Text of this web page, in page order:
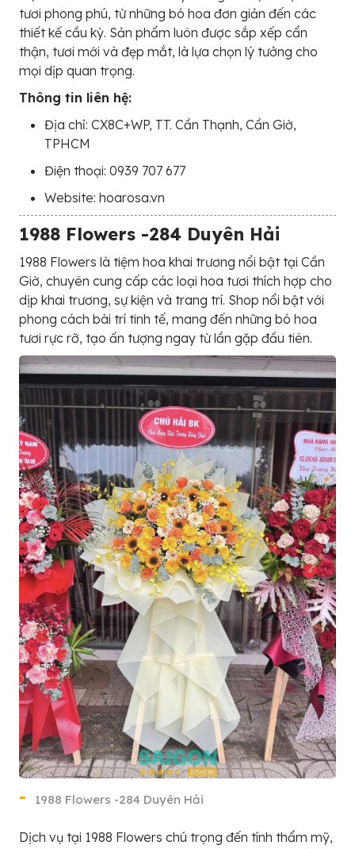
tươi phong phú, từ những bó hoa đơn giản đến các
thiết kế cầu kỳ. Sản phẩm luôn được sắp xếp cẩn
thận, tươi mới và đẹp mắt, là lựa chọn lý tưởng cho
mọi dịp quan trọng.
Thông tin liên hệ:
Địa chỉ: CX8C+WP, TT. Cần Thạnh, Cần Giờ,
TPHCM
Điện thoại: 0939 707 677
Website: hoarosa.vn
1988 Flowers -284 Duyên Hải
1988 Flowers là tiệm hoa khai trương nổi bật tại Cần
Giờ, chuyên cung cấp các loại hoa tươi thích hợp cho
dịp khai trương, sự kiện và trang trí. Shop nổi bật với
phong cách bài trí tinh tế, mang đến những bó hoa
tươi rực rỡ, tạo ấn tượng ngay từ lần gặp đầu tiên.
1988 Flowers -284 Duyên Hải
Dịch vụ tại 1988 Flowers chú trọng đến tính thẩm mỹ,